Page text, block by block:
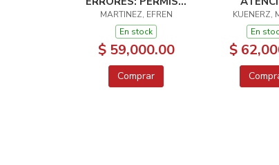
PARA
EQUIVOCARSE
MARTINEZ, EFREN
En stock
$ 59,000.00
Comprar
KUENERZ,
En
$